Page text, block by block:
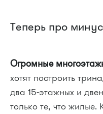
Теперь про
Огромные
хотят построить
два 15-этажных и
только те, что